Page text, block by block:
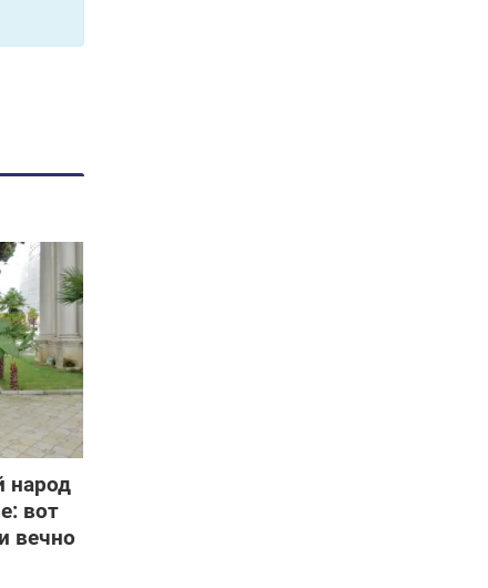
народ
вот
вечно